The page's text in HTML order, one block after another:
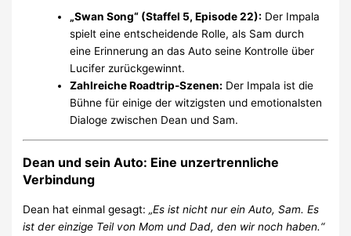
„Swan Song“ (Staffel 5, Episode 22): Der Impala
spielt eine entscheidende Rolle, als Sam durch
eine Erinnerung an das Auto seine Kontrolle über
Lucifer zurückgewinnt.
Zahlreiche Roadtrip-Szenen: Der Impala ist die
Bühne für einige der witzigsten und emotionalsten
Dialoge zwischen Dean und Sam.
Dean und sein Auto: Eine unzertrennliche
Verbindung
Dean hat einmal gesagt:„Es ist nicht nur ein Auto, Sam. Es
ist der einzige Teil von Mom und Dad, den wir noch haben.“